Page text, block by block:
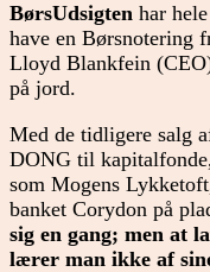
BørsUdsigten har
have en Børsnotering
Lloyd Blankfein
på jord.
Med de tidligere salg
DONG til
som Mogens
banket Corydon på
sig en gang; men at
lærer man ikke af